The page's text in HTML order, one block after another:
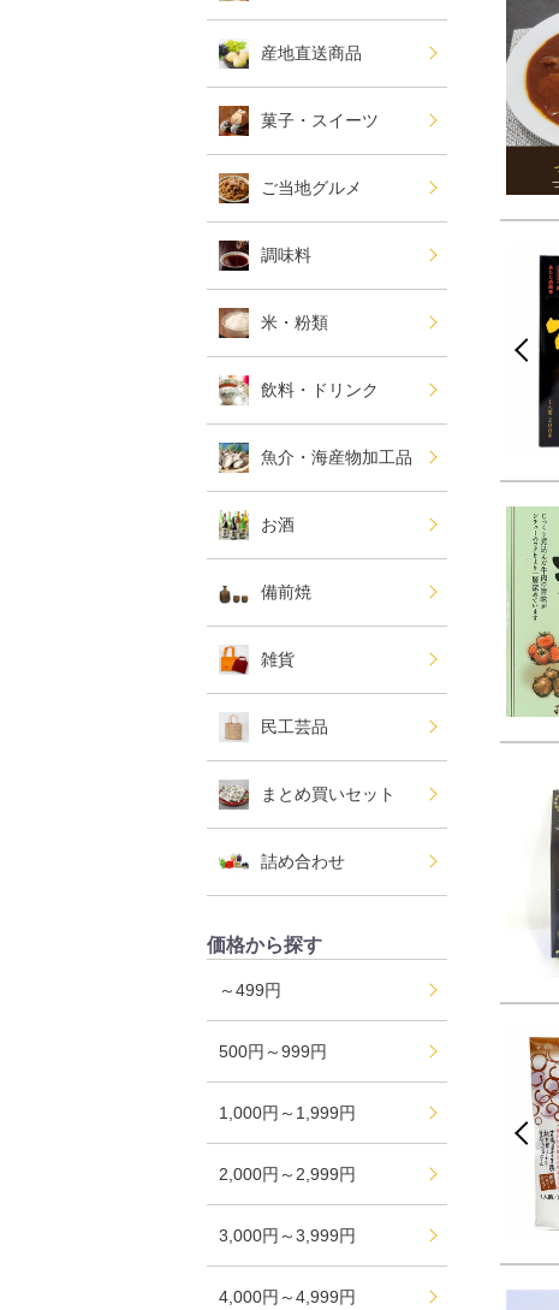
産地直送商品
菓子・スイーツ
ご当地グルメ
調味料
米・粉類
飲料・ドリンク
魚介・海産物加工品
お酒
備前焼
雑貨
民工芸品
まとめ買いセット
詰め合わせ
価格から探す
～499円
500円～999円
1,000円～1,999円
2,000円～2,999円
3,000円～3,999円
4,000円～4,999円